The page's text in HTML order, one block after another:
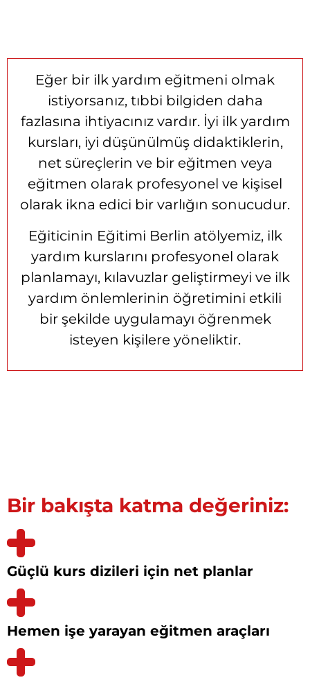
Eğer bir ilk yardım eğitmeni olmak
istiyorsanız, tıbbi bilgiden daha
fazlasına ihtiyacınız vardır. İyi ilk yardım
kursları, iyi düşünülmüş didaktiklerin,
net süreçlerin ve bir eğitmen veya
eğitmen olarak profesyonel ve kişisel
olarak ikna edici bir varlığın sonucudur.
Eğiticinin Eğitimi Berlin atölyemiz, ilk
yardım kurslarını profesyonel olarak
planlamayı, kılavuzlar geliştirmeyi ve ilk
yardım önlemlerinin öğretimini etkili
bir şekilde uygulamayı öğrenmek
isteyen kişilere yöneliktir.
Bir bakışta katma değeriniz:
Güçlü kurs dizileri için net planlar
Hemen işe yarayan eğitmen araçları